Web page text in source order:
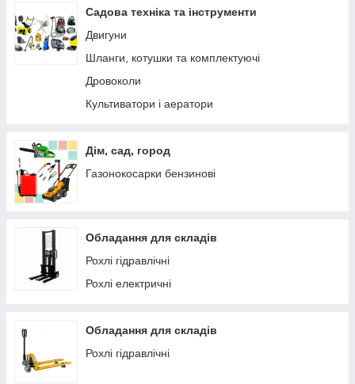
Садова техніка та інструменти
Двигуни
Шланги, котушки та комплектуючі
Дровоколи
Культиватори і аератори
Дім, сад, город
Газонокосарки бензинові
Обладання для складів
Рохлі гідравлічні
Рохлі електричні
Обладання для складів
Рохлі гідравлічні